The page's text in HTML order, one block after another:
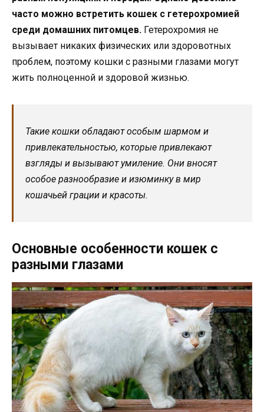
часто можно встретить кошек с гетерохромией
среди домашних питомцев. Гетерохромия не
вызывает никаких физических или здоровотных
проблем, поэтому кошки с разными глазами могут
жить полноценной и здоровой жизнью.
Такие кошки обладают особым шармом и
привлекательностью, которые привлекают
взгляды и вызывают умиление. Они вносят
особое разнообразие и изюминку в мир
кошачьей грации и красоты.
Основные особенности кошек с
разными глазами